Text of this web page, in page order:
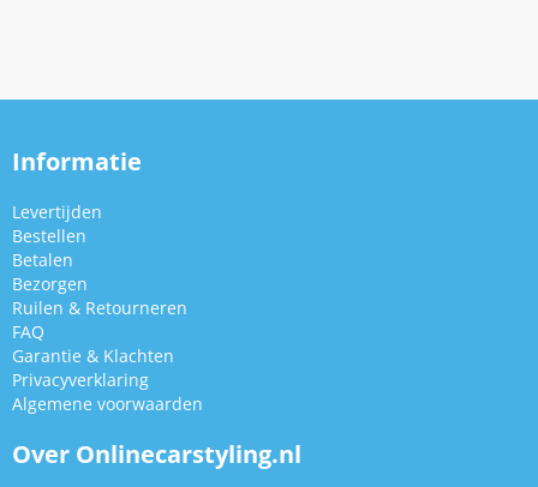
Informatie
Levertijden
Bestellen
Betalen
Bezorgen
Ruilen & Retourneren
FAQ
Garantie & Klachten
Privacyverklaring
Algemene voorwaarden
Over Onlinecarstyling.nl